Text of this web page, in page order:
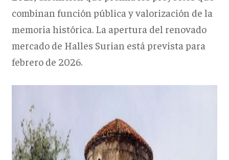
combinan función pública y valorización de la
memoria histórica. La apertura del renovado
mercado de Halles Surian está prevista para
febrero de 2026.